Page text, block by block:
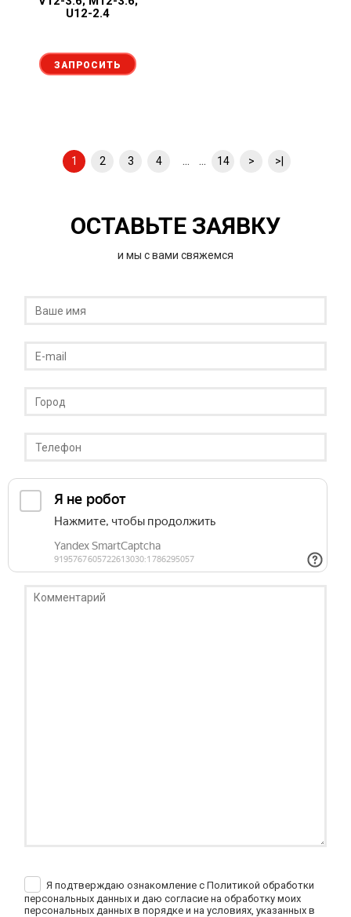
U12-2.4
ЗАПРОСИТЬ
1 2 3 4 ... ... 14 > >|
ОСТАВЬТЕ ЗАЯВКУ
и мы с вами свяжемся
Я подтверждаю ознакомление с Политикой обработки
персональных данных и даю согласие на обработку моих
персональных данных в порядке и на условиях, указанных в